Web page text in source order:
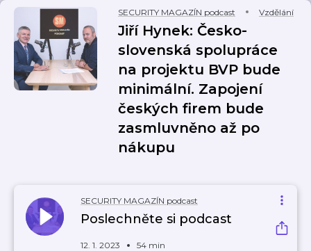
SECURITY MAGAZÍN podcast Vzdělání
Jiří Hynek: Česko-
slovenská spolupráce
na projektu BVP bude
minimální. Zapojení
českých firem bude
zasmluvněno až po
nákupu
SECURITY MAGAZÍN podcast
Poslechněte si podcast
12. 1. 2023 54 min